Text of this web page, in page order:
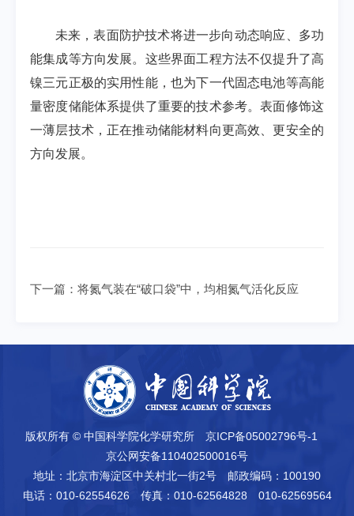
未来，表面防护技术将进一步向动态响应、多功
能集成等方向发展。这些界面工程方法不仅提升了高
镍三元正极的实用性能，也为下一代固态电池等高能
量密度储能体系提供了重要的技术参考。表面修饰这
一薄层技术，正在推动储能材料向更高效、更安全的
方向发展。
下一篇： 将氮气装在“破口袋”中，均相氮气活化反应
版权所有 © 中国科学院化学研究所
京ICP备05002796号-1
京公网安备110402500016号
地址：北京市海淀区中关村北一街2号
邮政编码：100190
电话：010-62554626
传真：010-62564828 010-62569564